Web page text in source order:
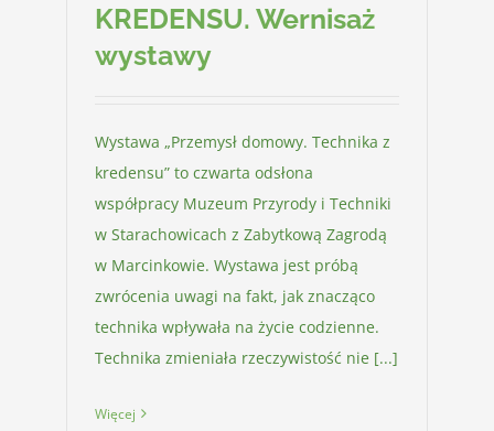
KREDENSU. Wernisaż
wystawy
Wystawa „Przemysł domowy. Technika z
kredensu” to czwarta odsłona
współpracy Muzeum Przyrody i Techniki
w Starachowicach z Zabytkową Zagrodą
w Marcinkowie. Wystawa jest próbą
zwrócenia uwagi na fakt, jak znacząco
technika wpływała na życie codzienne.
Technika zmieniała rzeczywistość nie [...]
Więcej